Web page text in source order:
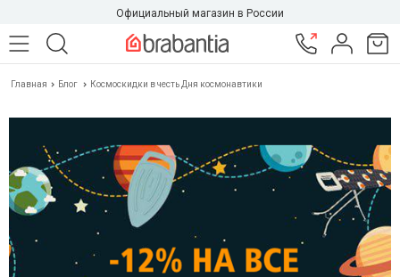
Официальный магазин в России
Главная Блог Космоскидки в честь Дня космонавтики